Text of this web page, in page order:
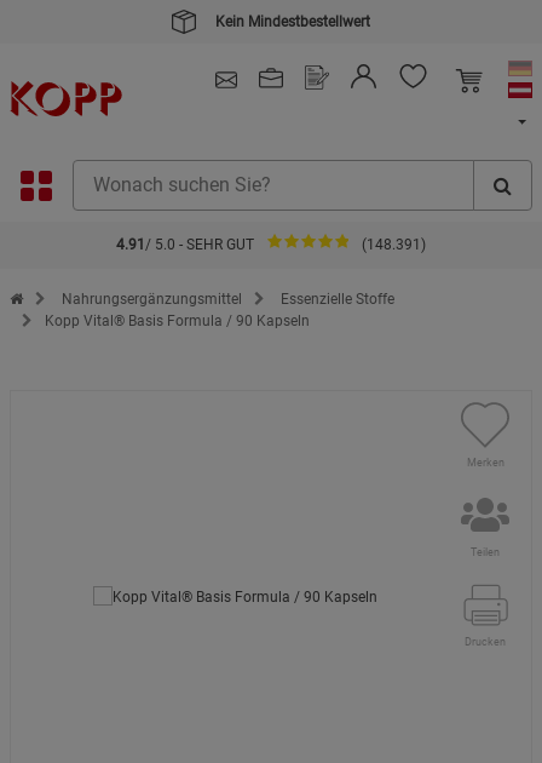
Kein Mindestbestellwert
4.91 / 5.0 - SEHR GUT (148.391)
Zur Startseite des Kopp Verlag Online-Shop
Nahrungsergänzungsmittel
Essenzielle Stoffe
Kopp Vital® Basis Formula / 90 Kapseln
Merken
Teilen
Drucken